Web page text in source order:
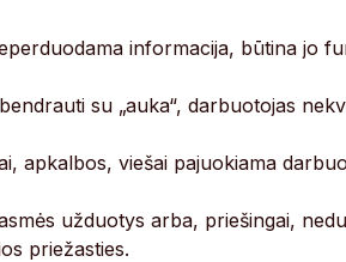
informacija, būtina jo
su „auka“, darbuotojas
apkalbos, viešai pajuokiama
užduotys arba, priešingai,
priežasties.